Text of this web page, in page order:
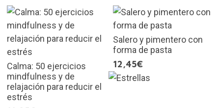
Calma: 50 ejercicios
mindfulness y de
relajación para reducir el
estrés
Salero y pimentero con
forma de pasta
12,45€